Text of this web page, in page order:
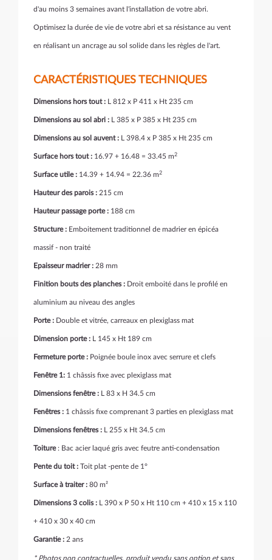
d'au moins 3 semaines avant l'installation de votre abri.
Optimisez la durée de vie de votre abri et sa résistance au vent
en réalisant un ancrage au sol solide dans les règles de l'art.
CARACTÉRISTIQUES TECHNIQUES
Dimensions hors tout : L 812 x P 411 x Ht 235 cm
Dimensions au sol abri : L 385 x P 385 x Ht 235 cm
Dimensions au sol auvent : L 398.4 x P 385 x Ht 235 cm
Surface hors tout : 16.97 + 16.48 = 33.45 m2
Surface utile : 14.39 + 14.94 = 22.36 m2
Hauteur des parois : 215 cm
Hauteur passage porte : 188 cm
Structure : Emboitement traditionnel de madrier en épicéa
massif - non traité
Epaisseur madrier : 28 mm
Finition bouts des planches : Droit emboité dans le profilé en
aluminium au niveau des angles
Porte : Double et vitrée, carreaux en plexiglass mat
Dimension porte : L 145 x Ht 189 cm
Fermeture porte : Poignée boule inox avec serrure et clefs
Fenêtre 1: 1 châssis fixe avec plexiglass mat
Dimensions fenêtre : L 83 x H 34.5 cm
Fenêtres : 1 châssis fixe comprenant 3 parties en plexiglass mat
Dimensions fenêtres : L 255 x Ht 34.5 cm
Toiture: Bac acier laqué gris avec feutre anti-condensation
Pente du toit : Toit plat -pente de 1°
Surface à traiter : 80 m²
Dimensions 3 colis : L 390 x P 50 x Ht 110 cm + 410 x 15 x 110
+ 410 x 30 x 40 cm
Garantie : 2 ans
* Photos non contractuelles, produit vendu sans option et sans